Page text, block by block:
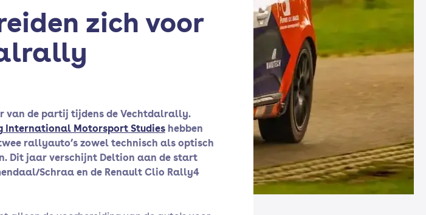
zich voor
van de partij tijdens de Vechtdalrally.
International Motorsport Studieshebben
rallyauto’s zowel technisch als optisch
Dit jaar verschijnt Deltion aan de start
Schraa en de Renault Clio Rally4